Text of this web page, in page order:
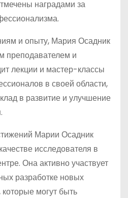
наградами за
и опыту, Мария Осадник
преподавателем и
лекции и мастер-классы
в своей области,
в развитие и улучшение
Марии Осадник
исследователя в
Она активно участвует
разработке новых
могут быть